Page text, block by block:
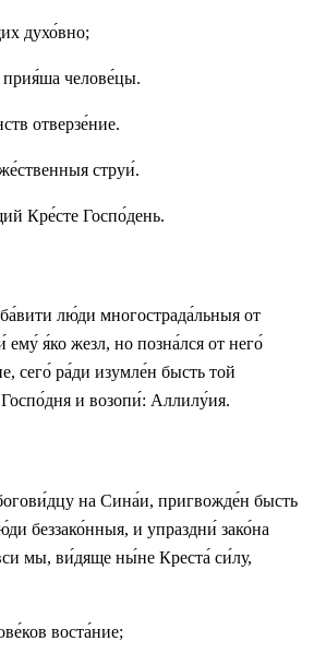
духо́вно;
челове́цы.
отверзе́ние.
струи́.
Кре́сте Госпо́день.
лю́ди многострада́льныя от
ему́ я́ко жезл, но позна́лся от него́
сего́ ра́ди изумле́н бысть той
и возопи́: Аллилу́ия.
на Сина́и, пригвожде́н бысть
беззако́нныя, и упраздни́ зако́на
мы, ви́дяще ны́не Креста́ си́лу,
воста́ние;